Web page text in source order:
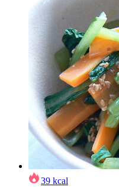
39 kcal